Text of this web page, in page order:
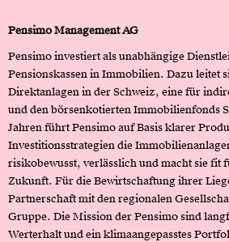
Pensimo Management AG
Pensimo investiert als unabhängige
Pensionskassen in Immobilien. Dazu leitet
Direktanlagen in der Schweiz, eine für
und den börsenkotierten Immobilienfonds
Jahren führt Pensimo auf Basis klarer
Investitionsstrategien die
risikobewusst, verlässlich und macht sie fit
Zukunft. Für die Bewirtschaftung ihrer
Partnerschaft mit den regionalen
Gruppe. Die Mission der Pensimo sind
Werterhalt und ein klimaangepasstes